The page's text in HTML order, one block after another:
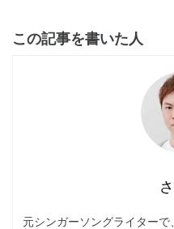
この記事を書いた人
元シンガーソングライター